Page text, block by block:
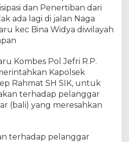
dan Penertiban dari
ada lagi di jalan Naga
kec Bina Widya diwilayah
Kombes Pol Jefri R.P.
Kapolsek
Rahmat SH SIK, untuk
terhadap pelanggar
(bali) yang meresahkan
terhadap pelanggar